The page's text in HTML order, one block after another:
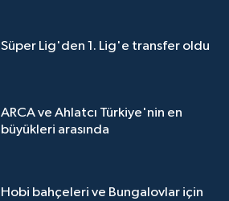
Süper Lig'den 1. Lig'e transfer oldu
ARCA ve Ahlatcı Türkiye'nin en
büyükleri arasında
Hobi bahçeleri ve Bungalovlar için